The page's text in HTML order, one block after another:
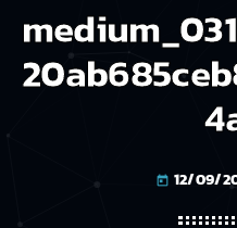
today 12/09/